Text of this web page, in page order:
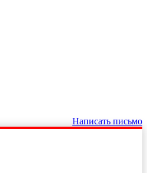
Написать письмо